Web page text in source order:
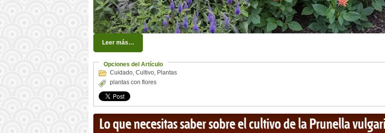
Leer más…
Opciones del Artículo
Cuidado, Cultivo, Plantas
plantas con flores
Lo que necesitas saber sobre el cultivo de la Prunella